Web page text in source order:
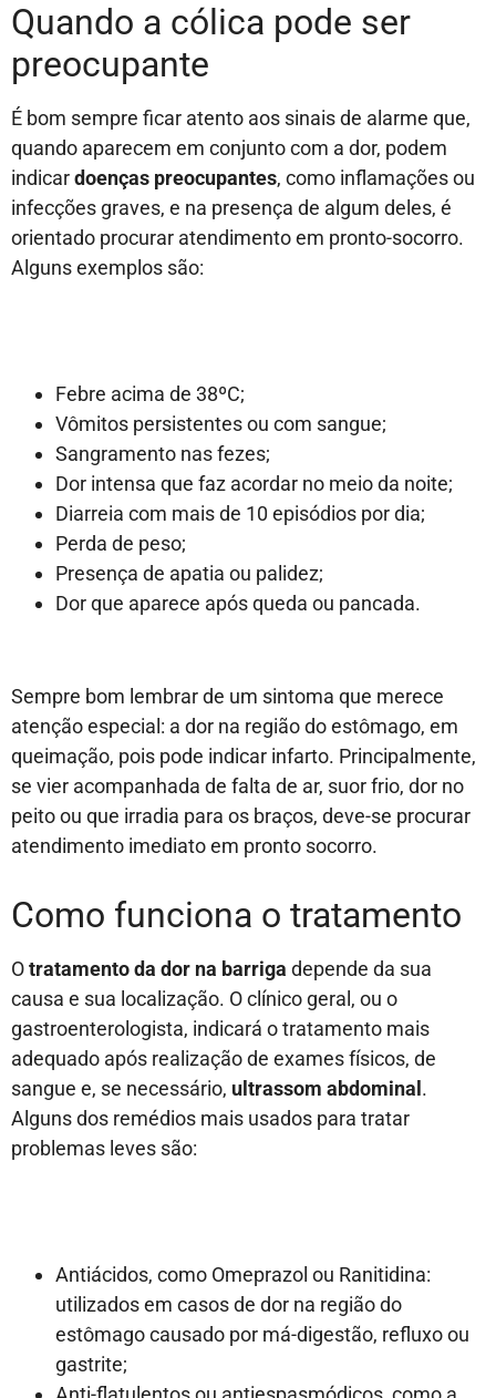
Quando a cólica pode ser
preocupante
É bom sempre ficar atento aos sinais de alarme que,
quando aparecem em conjunto com a dor, podem
indicardoenças preocupantes, como inflamações ou
infecções graves, e na presença de algum deles, é
orientado procurar atendimento em pronto-socorro.
Alguns exemplos são:
Febre acima de 38ºC;
Vômitos persistentes ou com sangue;
Sangramento nas fezes;
Dor intensa que faz acordar no meio da noite;
Diarreia com mais de 10 episódios por dia;
Perda de peso;
Presença de apatia ou palidez;
Dor que aparece após queda ou pancada.
Sempre bom lembrar de um sintoma que merece
atenção especial: a dor na região do estômago, em
queimação, pois pode indicar infarto. Principalmente,
se vier acompanhada de falta de ar, suor frio, dor no
peito ou que irradia para os braços, deve-se procurar
atendimento imediato em pronto socorro.
Como funciona o tratamento
Otratamento da dor na barriga depende da sua
causa e sua localização. O clínico geral, ou o
gastroenterologista, indicará o tratamento mais
adequado após realização de exames físicos, de
sangue e, se necessário, ultrassom abdominal .
Alguns dos remédios mais usados para tratar
problemas leves são:
Antiácidos, como Omeprazol ou Ranitidina:
utilizados em casos de dor na região do
estômago causado por má-digestão, refluxo ou
gastrite;